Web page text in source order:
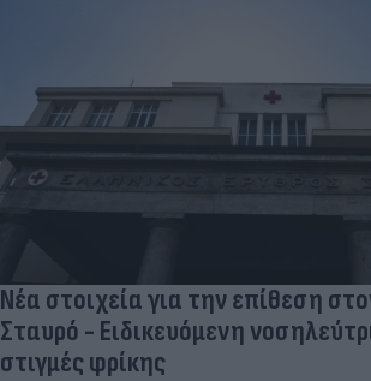
Νέα στοιχεία για την επίθεση
Σταυρό - Ειδικευόμενη
στιγμές φρίκης